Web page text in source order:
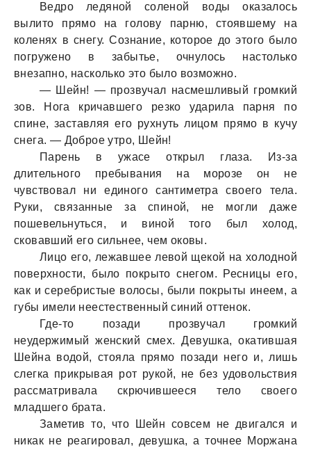
Ведро ледяной соленой воды оказалось
вылито прямо на голову парню, стоявшему на
коленях в снегу. Сознание, которое до этого было
погружено в забытье, очнулось настолько
внезапно, насколько это было возможно.
— Шейн! — прозвучал насмешливый громкий
зов. Нога кричавшего резко ударила парня по
спине, заставляя его рухнуть лицом прямо в кучу
снега. — Доброе утро, Шейн!
Парень в ужасе открыл глаза. Из-за
длительного пребывания на морозе он не
чувствовал ни единого сантиметра своего тела.
Руки, связанные за спиной, не могли даже
пошевельнуться, и виной того был холод,
сковавший его сильнее, чем оковы.
Лицо его, лежавшее левой щекой на холодной
поверхности, было покрыто снегом. Ресницы его,
как и серебристые волосы, были покрыты инеем, а
губы имели неестественный синий оттенок.
Где-то позади прозвучал громкий
неудержимый женский смех. Девушка, окатившая
Шейна водой, стояла прямо позади него и, лишь
слегка прикрывая рот рукой, не без удовольствия
рассматривала скрючившееся тело своего
младшего брата.
Заметив то, что Шейн совсем не двигался и
никак не реагировал, девушка, а точнее Моржана